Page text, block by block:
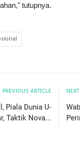
tutupnya.
PREVIOUS ARTICLE
Piala Dunia U-
Taktik Nova...